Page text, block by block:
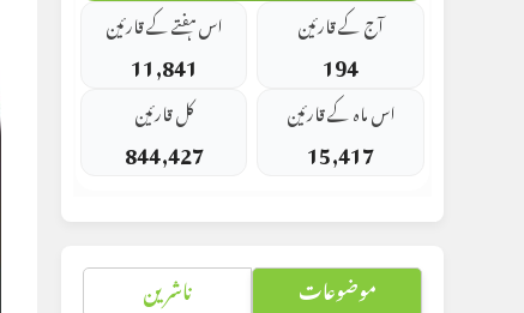
آج کے قارئین
194
اس ہفتے کے قارئین
11,841
اس ماہ کے قارئین
15,417
کل قارئین
844,427
موضوعات ناشرین